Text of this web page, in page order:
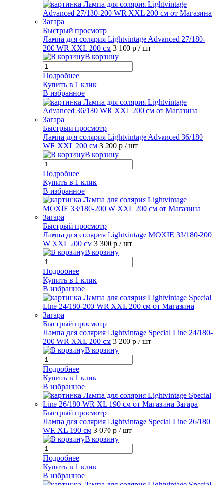
Быстрый просмотр
Лампа для солярия Lightvintage Advanced 27/180-
200 WR XXL 200 см 3 100 р / шт
В корзину
Подробнее
Купить в 1 клик
В избранное
Быстрый просмотр
Лампа для солярия Lightvintage Advanced 36/180
WR XXL 200 см 3 200 р / шт
В корзину
Подробнее
Купить в 1 клик
В избранное
Быстрый просмотр
Лампа для солярия Lightvintage MOXIE 33/180-200
W XXL 200 см 3 300 р / шт
В корзину
Подробнее
Купить в 1 клик
В избранное
Быстрый просмотр
Лампа для солярия Lightvintage Special Line 24/180-
200 WR XXL 200 см 3 200 р / шт
В корзину
Подробнее
Купить в 1 клик
В избранное
Быстрый просмотр
Лампа для солярия Lightvintage Special Line 26/180
WR XL 190 см 3 070 р / шт
В корзину
Подробнее
Купить в 1 клик
В избранное